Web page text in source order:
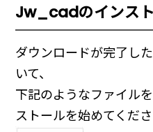
Jw_cadのインス
ダウンロードが完了し
いて、
下記のようなファイル
ストールを始めてくださ